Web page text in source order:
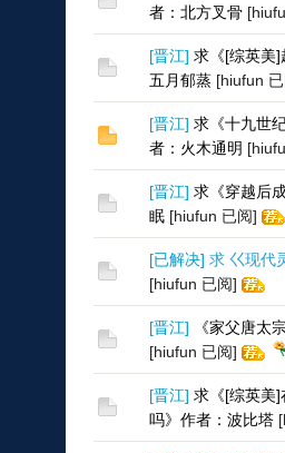
者：北方叉骨
[晋江] 求《[综英美]
五月郁蒸 [hiufun
[晋江] 求《十九世
者：火木通明
[晋江] 求《穿越后
眠 [hiufun 已阅]
[已解决] 求 巜现代
[hiufun 已阅]
[晋江]
《家父唐太
[hiufun 已阅]
[晋江] 求《[综英美]
吗》作者：波比塔